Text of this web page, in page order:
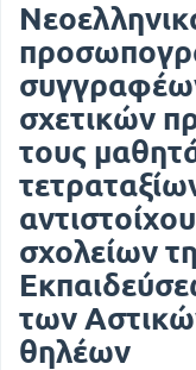
σχετικών
τους
σχολείων
των
θηλέων